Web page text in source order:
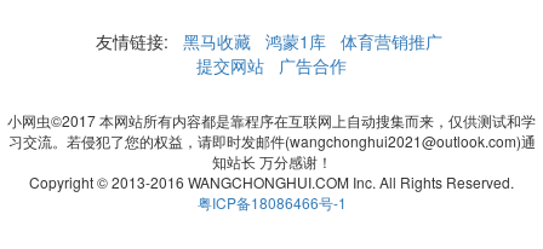
友情链接: 黑马收藏 鸿蒙1库 体育营销推广
提交网站
广告合作
小网虫©2017 本网站所有内容都是靠程序在互联网上自动搜集而来，仅供测试和学
习交流。若侵犯了您的权益，请即时发邮件(wangchonghui2021@outlook.com)通
知站长 万分感谢！
Copyright © 2013-2016 WANGCHONGHUI.COM Inc. All Rights Reserved.
粤ICP备18086466号-1